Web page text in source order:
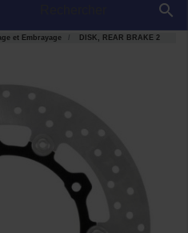

et Embrayage DISK, REAR BRAKE 2